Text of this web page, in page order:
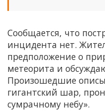
Сообщается, что
инцидента нет.
предположение о
метеорита и
Произошедшие
гигантский шар,
сумрачному небу».